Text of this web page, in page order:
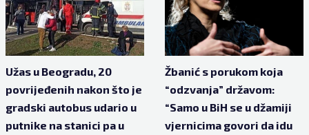
Užas u Beogradu, 20
povrijeđenih nakon što je
gradski autobus udario u
putnike na stanici pa u
Žbanić s porukom koja
“odzvanja” državom:
“Samo u BiH se u džamiji
vjernicima govori da idu